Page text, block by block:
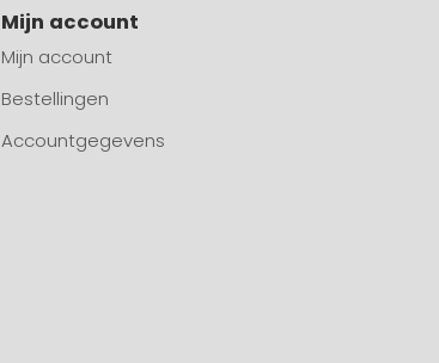
Mijn account
Mijn account
Bestellingen
Accountgegevens